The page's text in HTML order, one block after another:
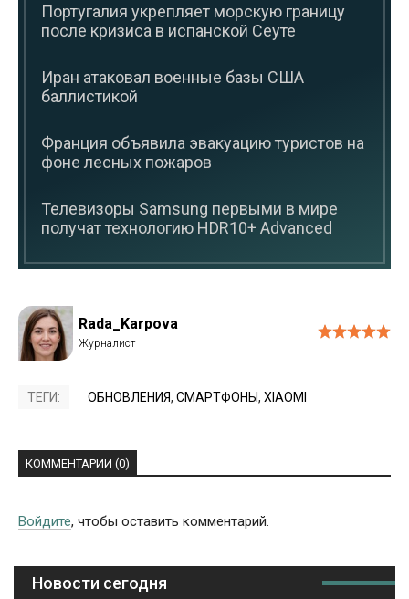
Португалия укрепляет морскую границу
после кризиса в испанской Сеуте
Иран атаковал военные базы США
баллистикой
Франция объявила эвакуацию туристов на
фоне лесных пожаров
Телевизоры Samsung первыми в мире
получат технологию HDR10+ Advanced
Rada_Karpova
ТЕГИ: ОБНОВЛЕНИЯ, СМАРТФОНЫ, XIAOMI
КОММЕНТАРИИ (0)
Войдите, чтобы оставить комментарий.
Новости сегодня